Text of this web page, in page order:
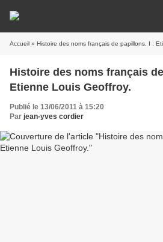
Accueil » Histoire des noms français de papillons. I :
Histoire des noms français
Etienne Louis Geoffroy.
Publié le 13/06/2011 à 15:20
Par jean-yves cordier